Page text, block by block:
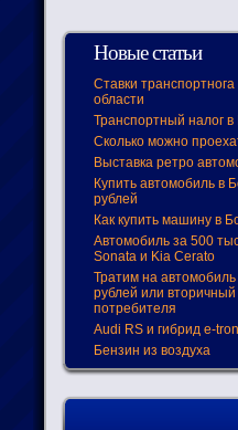
Новые статьи
Ставки
области
Транспортный налог в
Сколько можно
Выставка ретро
Купить автомобиль в
рублей
Как купить машину в
Автомобиль за 500
Sonata и Kia Cerato
Тратим на
рублей или
потребителя
Audi RS и гибрид e-tron
Бензин из воздуха